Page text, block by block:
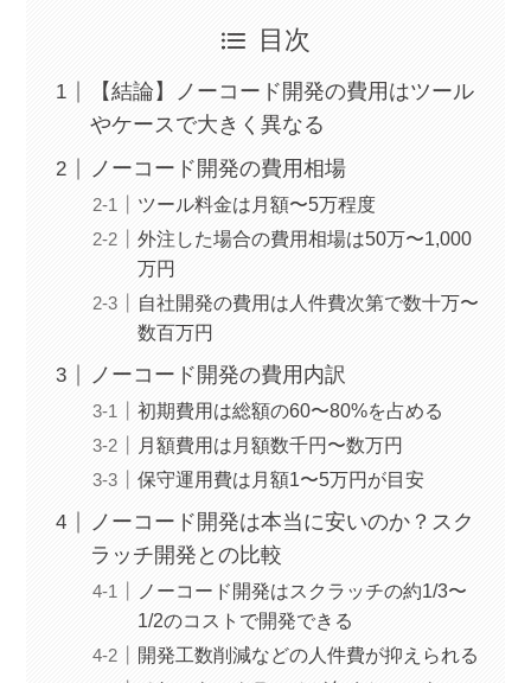
目次
【結論】ノーコード開発の費用はツール
やケースで大きく異なる
ノーコード開発の費用相場
ツール料金は月額〜5万程度
外注した場合の費用相場は50万〜1,000
万円
自社開発の費用は人件費次第で数十万〜
数百万円
ノーコード開発の費用内訳
初期費用は総額の60〜80%を占める
月額費用は月額数千円〜数万円
保守運用費は月額1〜5万円が目安
ノーコード開発は本当に安いのか？スク
ラッチ開発との比較
ノーコード開発はスクラッチの約1/3〜
1/2のコストで開発できる
開発工数削減などの人件費が抑えられる